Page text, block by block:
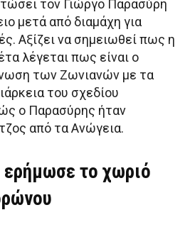
τον Γιώργο Παρασύρη
μετά από διαμάχη για
Αξίζει να σημειωθεί πως η
λέγεται πως είναι ο
των Ζωνιανών με τα
του σχεδίου
ο Παρασύρης ήταν
από τα Ανώγεια.
ερήμωσε το χωριό